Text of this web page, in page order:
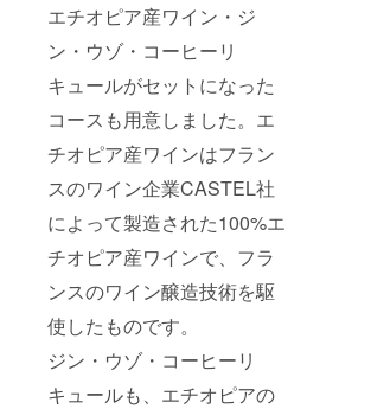
エチオピア産ワイン・ジ
ン・ウゾ・コーヒーリ
キュールがセットになった
コースも用意しました。エ
チオピア産ワインはフラン
スのワイン企業CASTEL社
によって製造された100%エ
チオピア産ワインで、フラ
ンスのワイン醸造技術を駆
使したものです。
ジン・ウゾ・コーヒーリ
キュールも、エチオピアの